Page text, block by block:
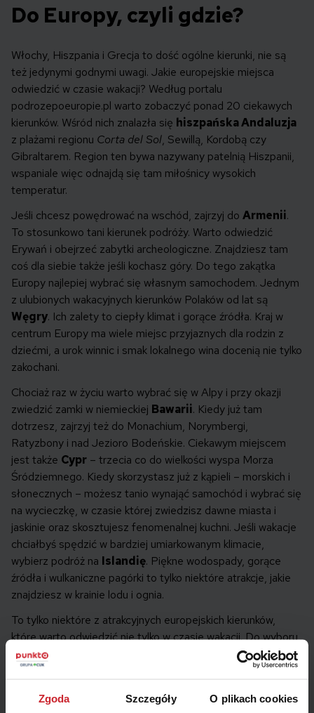
Zgoda Szczegóły O plikach cookies
Do Europy, czyli gdzie?
Włochy, Hiszpania i Grecja to dość ogólne kierunki, nie są
też jedynymi godnymi uwagi. Jakie europejskie miejsca
odwiedzić w czasie wakacji? Według portalu
podrozepoeuropie.pl warto zobaczyć ponad 20 ciekawych
kierunków. Wśród nich znalazła się hiszpańska Andaluzja
z plażami regionu Corta del Sol, Sewillą, Kordobą czy
Gibraltarem. Region ten bywa nazywany patelnią Hiszpanii,
wspaniale więc odnajdą się tam miłośnicy wysokich
temperatur.
Jeśli chcesz powędrować na wschód, zajrzyj do Armenii.
To stosunkowo tani kierunek podróży. Warto odwiedzić
Erywań i obejrzeć zabytki archeologiczne. Znajdziesz tam
coś dla siebie także jeśli kochasz góry. Do tego zakątka
Europy najlepiej wybrać się własnym samochodem. Jednym
z ulubionych wakacyjnych kierunków Polaków od lat są
Węgry. Ich zalety to ciepły klimat i gorące źródła. Kraj w
centrum Europy ma wiele miejsc przyjaznych dla rodzin z
dziećmi, a urok winnic i smak lokalnego wina docenią nie tylko
zakochani.
Chociaż raz w życiu warto wybrać się w Alpy i przy okazji
zwiedzić zamki w niemieckiej Bawarii. Kiedy już tam
dotrzesz, zajrzyj też do Monachium, Norymbergi,
Ratyzbony i nad Jezioro Bodeńskie. Ciekawym miejscem
jest także Cypr – trzecia co do wielkości wyspa Morza
Śródziemnego. Kiedy skorzystasz już z kąpieli – morskich i
słonecznych – możesz tanio wynająć samochód i wybrać się
na wycieczkę, w czasie której zwiedzisz dawne miasta i
jaskinie oraz skosztujesz fenomenalnej kuchni. Jeśli wakacje
chciałbyś spędzić w bardziej umiarkowanym klimacie,
wybierz podróż na Islandię. Piękne wodospady, gorące
źródła i wulkaniczne pagórki to tylko niektóre atrakcje, jakie
znajdziesz w krainie lodu i ognia.
To tylko niektóre z atrakcyjnych europejskich kierunków,
które warto odwiedzić nie tylko w czasie wakacji. Do wyboru
masz jeszcze m.in. włoską Kalabrię, Anglię, francuskie
Lazurowe Wybrzeże, Litwę, Łotwę, Rumunię i Szkocję. A
palcem po mapie?